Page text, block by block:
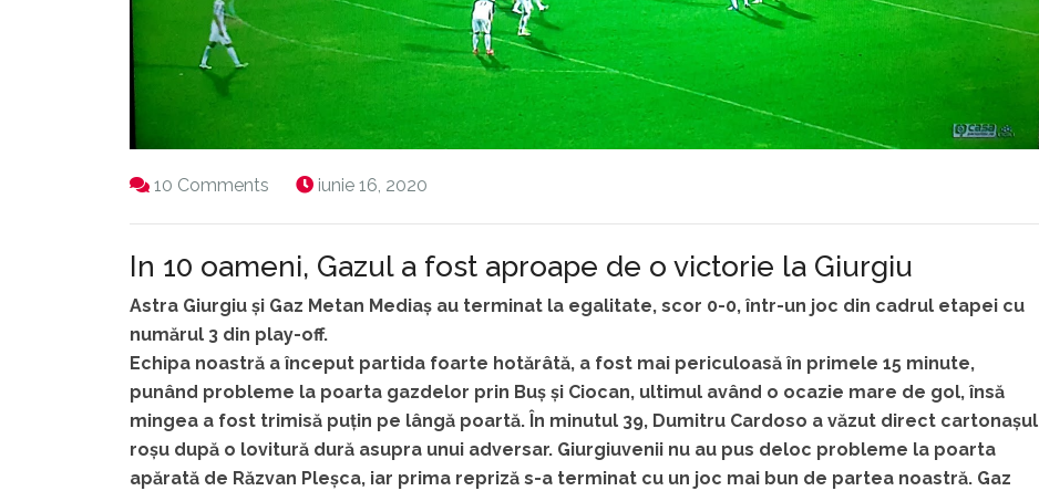
10 Comments iunie 16, 2020
In 10 oameni, Gazul a fost aproape de o victorie la Giurgiu
Astra Giurgiu și Gaz Metan Mediaș au terminat la egalitate, scor 0-0, într-un joc din cadrul etapei cu
numărul 3 din play-off.
Echipa noastră a început partida foarte hotărâtă, a fost mai periculoasă în primele 15 minute,
punând probleme la poarta gazdelor prin Buș și Ciocan, ultimul având o ocazie mare de gol, însă
mingea a fost trimisă puțin pe lângă poartă. În minutul 39, Dumitru Cardoso a văzut direct cartonașul
roșu după o lovitură dură asupra unui adversar. Giurgiuvenii nu au pus deloc probleme la poarta
apărată de Răzvan Pleșca, iar prima repriză s-a terminat cu un joc mai bun de partea noastră. Gaz